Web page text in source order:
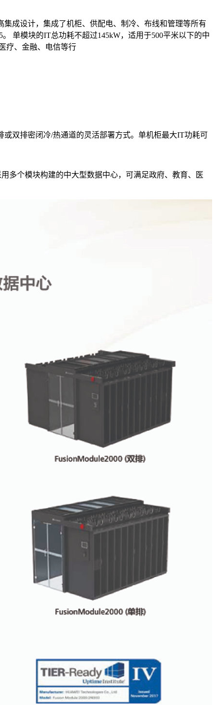
集成设计，集成了机柜、供配电、制冷、布线和管理等所有
单模块的IT总功耗不超过145kW，适用于500平米以下的中
疗、金融、电信等行
或双排密闭冷/热通道的灵活部署方式。单机柜最大IT功耗可
多个模块构建的中大型数据中心，可满足政府、教育、医